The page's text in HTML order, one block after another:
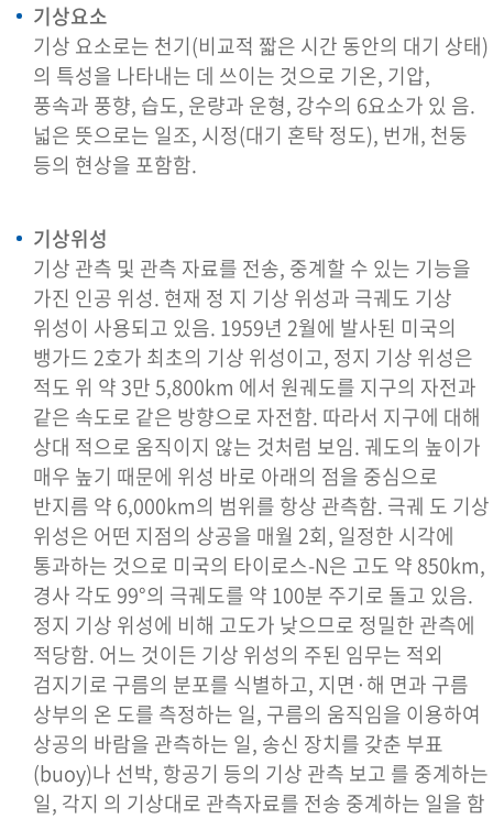
기상요소
기상 요소로는 천기(비교적 짧은 시간 동안의 대기 상태)
의 특성을 나타내는 데 쓰이는 것으로 기온, 기압,
풍속과 풍향, 습도, 운량과 운형, 강수의 6요소가 있 음.
넓은 뜻으로는 일조, 시정(대기 혼탁 정도), 번개, 천둥
등의 현상을 포함함.
기상위성
기상 관측 및 관측 자료를 전송, 중계할 수 있는 기능을
가진 인공 위성. 현재 정 지 기상 위성과 극궤도 기상
위성이 사용되고 있음. 1959년 2월에 발사된 미국의
뱅가드 2호가 최초의 기상 위성이고, 정지 기상 위성은
적도 위 약 3만 5,800km 에서 원궤도를 지구의 자전과
같은 속도로 같은 방향으로 자전함. 따라서 지구에 대해
상대 적으로 움직이지 않는 것처럼 보임. 궤도의 높이가
매우 높기 때문에 위성 바로 아래의 점을 중심으로
반지름 약 6,000km의 범위를 항상 관측함. 극궤 도 기상
위성은 어떤 지점의 상공을 매월 2회, 일정한 시각에
통과하는 것으로 미국의 타이로스-N은 고도 약 850km,
경사 각도 99°의 극궤도를 약 100분 주기로 돌고 있음.
정지 기상 위성에 비해 고도가 낮으므로 정밀한 관측에
적당함. 어느 것이든 기상 위성의 주된 임무는 적외
검지기로 구름의 분포를 식별하고, 지면·해 면과 구름
상부의 온 도를 측정하는 일, 구름의 움직임을 이용하여
상공의 바람을 관측하는 일, 송신 장치를 갖춘 부표
(buoy)나 선박, 항공기 등의 기상 관측 보고 를 중계하는
일, 각지 의 기상대로 관측자료를 전송 중계하는 일을 함